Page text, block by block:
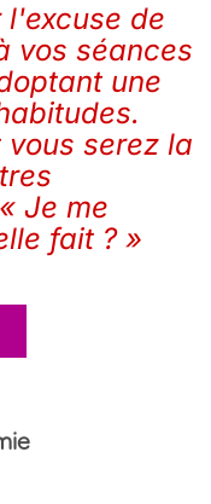
l'excuse de
vos séances
une
serez la
Je me
fait ? »